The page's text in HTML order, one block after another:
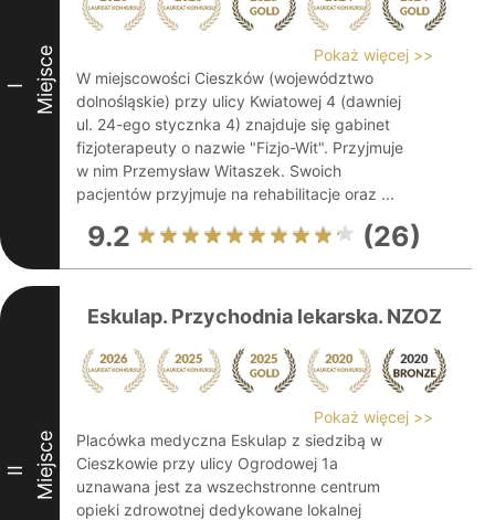
I Miejsce
Pokaż więcej >>
W miejscowości Cieszków (województwo
dolnośląskie) przy ulicy Kwiatowej 4 (dawniej
ul. 24-ego stycznka 4) znajduje się gabinet
fizjoterapeuty o nazwie "Fizjo-Wit". Przyjmuje
w nim Przemysław Witaszek. Swoich
pacjentów przyjmuje na rehabilitacje oraz ...
9.2 (26)
II Miejsce
Eskulap. Przychodnia lekarska. NZOZ
Pokaż więcej >>
Placówka medyczna Eskulap z siedzibą w
Cieszkowie przy ulicy Ogrodowej 1a
uznawana jest za wszechstronne centrum
opieki zdrowotnej dedykowane lokalnej